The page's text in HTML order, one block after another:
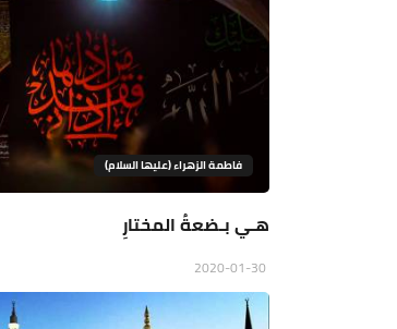
فاطمة الزهراء (عليها السلام)
هـي بـضعةُ المختارِ